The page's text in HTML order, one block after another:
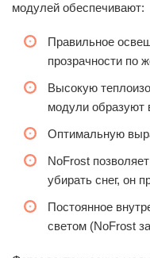
модулей обеспечивают:
Правильное
прозрачности по
Высокую
модули образуют
Оптимальную
NoFrost
убирать снег, он
Постоянное
светом (NoFrost